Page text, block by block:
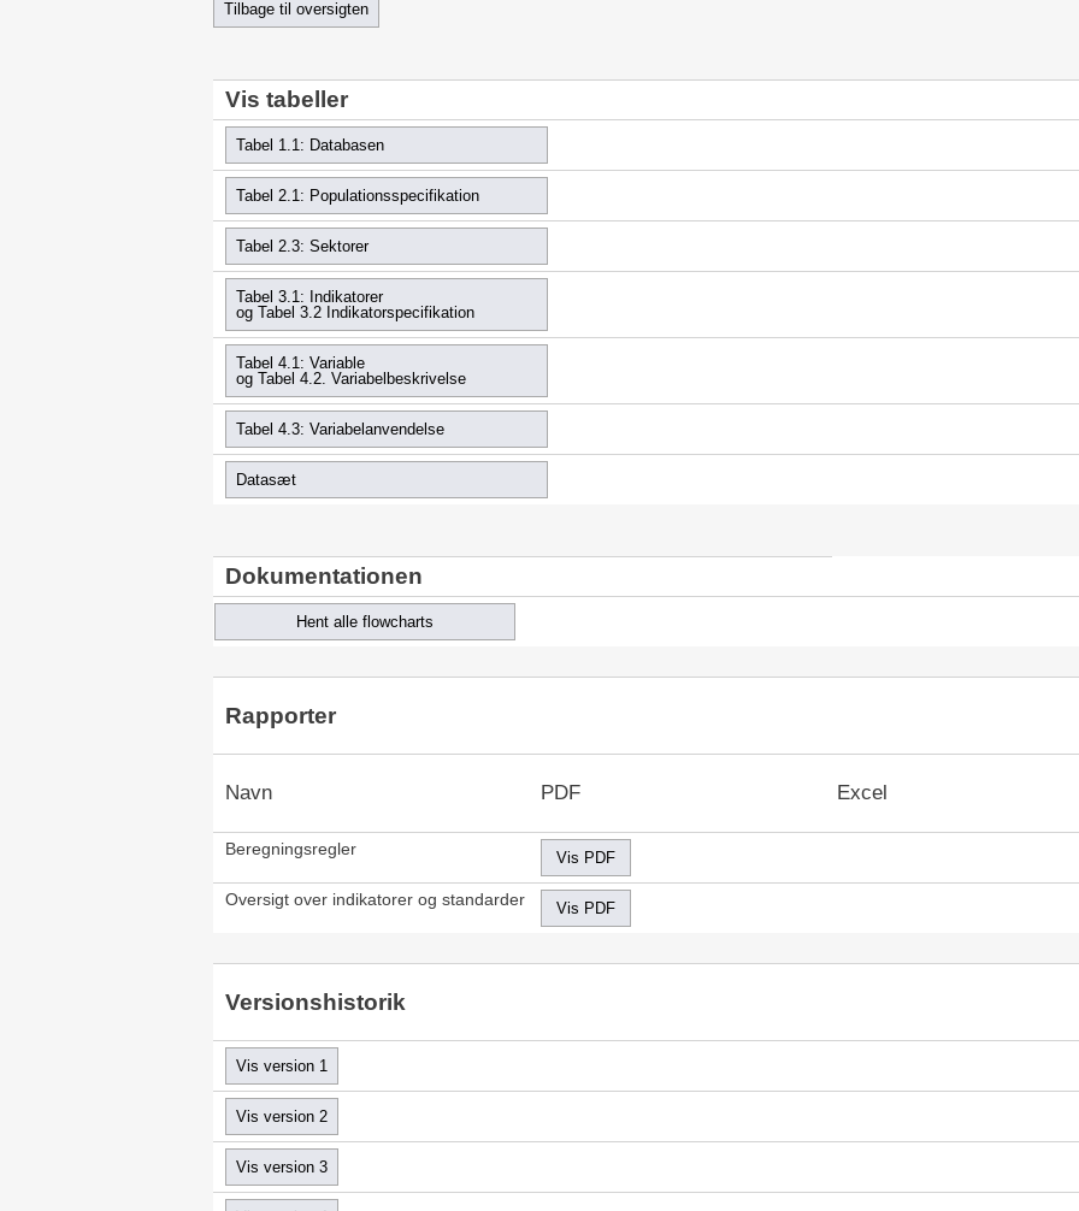
Vis tabeller
Tabel 1.1: Databasen
Tabel 2.1: Populationsspecifikation
Tabel 2.3: Sektorer
Tabel 3.1: Indikatorer
og Tabel 3.2 Indikatorspecifikation
Tabel 4.1: Variable
og Tabel 4.2. Variabelbeskrivelse
Tabel 4.3: Variabelanvendelse
Datasæt
Dokumentationen
Rapporter
Navn PDF Excel
Beregningsregler
Oversigt over indikatorer og standarder
Versionshistorik